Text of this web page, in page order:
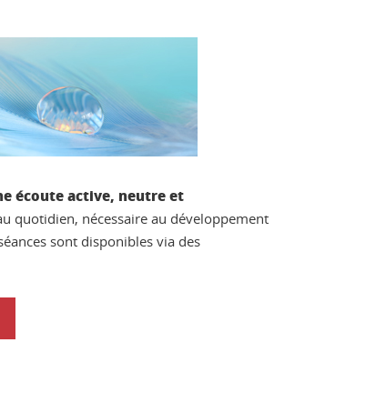
écoute active, neutre et
quotidien, nécessaire au développement
sont disponibles via des